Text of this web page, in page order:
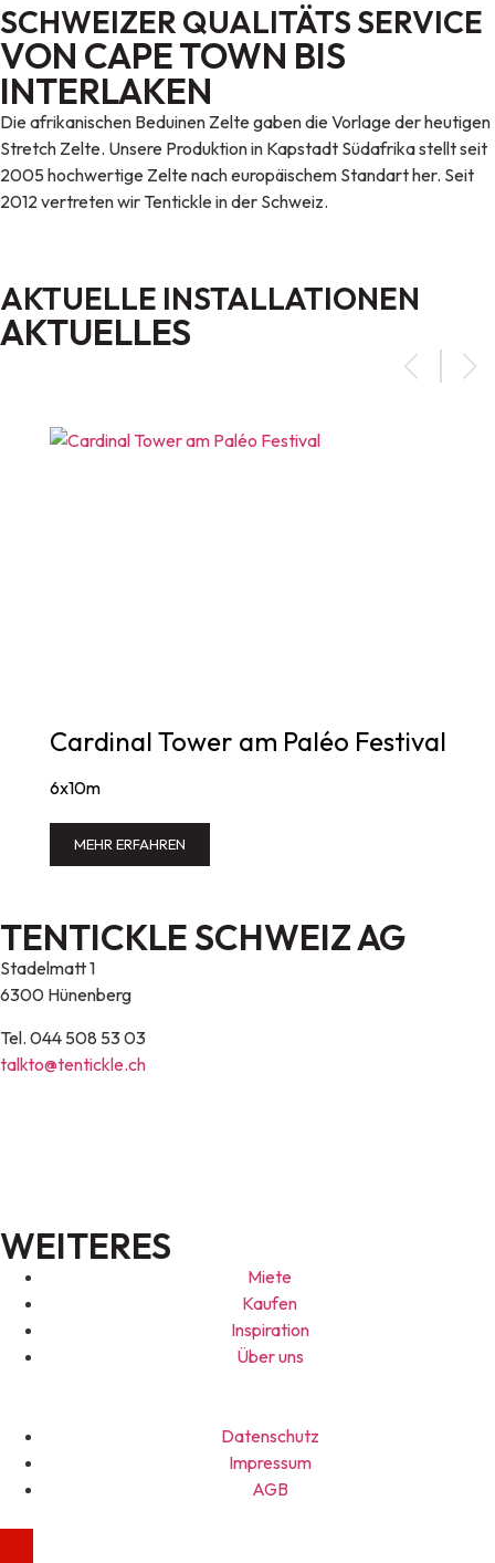
SCHWEIZER QUALITÄTS SERVICE
VON CAPE TOWN BIS
INTERLAKEN
Die afrikanischen Beduinen Zelte gaben die Vorlage der heutigen
Stretch Zelte. Unsere Produktion in Kapstadt Südafrika stellt seit
2005 hochwertige Zelte nach europäischem Standart her. Seit
2012 vertreten wir Tentickle in der Schweiz.
AKTUELLE INSTALLATIONEN
AKTUELLES
Cardinal Tower am Paléo Festival
6x10m
MEHR ERFAHREN
TENTICKLE SCHWEIZ AG
Stadelmatt 1
6300 Hünenberg
Tel. 044 508 53 03
talkto@tentickle.ch
WEITERES
Miete
Kaufen
Inspiration
Über uns
Datenschutz
Impressum
AGB